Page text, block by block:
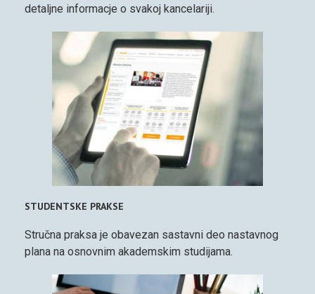
detaljne informacje o svakoj kancelariji.
STUDENTSKE PRAKSE
Stručna praksa je obavezan sastavni deo nastavnog
plana na osnovnim akademskim studijama.